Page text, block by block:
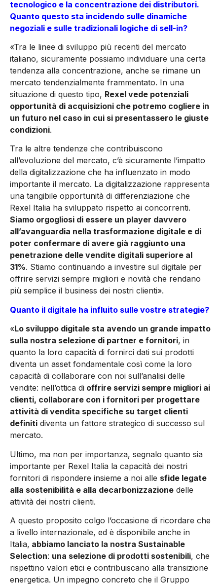
tecnologico e la concentrazione dei distributori.
Quanto questo sta incidendo sulle dinamiche
negoziali e sulle tradizionali logiche di sell-in?
«Tra le linee di sviluppo più re­centi del mercato
italiano, sicura­mente possiamo individuare una certa
tendenza alla concentra­zione, anche se rimane un
mer­cato tendenzialmente frammen­tato. In una
situazione di que­sto tipo, Rexel vede potenziali
opportunità di acquisizioni che potremo cogliere in
un futuro nel caso in cui si presentasse­ro le giuste
condizioni.
Tra le al­tre tendenze che contribuiscono
all’evoluzione del mercato, c’è sicuramente l’impatto
della digi­talizzazione che ha influenzato in modo
importante il mercato. La digitalizzazione rappresenta
una tangibile opportunità di dif­ferenziazione che
Rexel Italia ha sviluppato rispetto ai concorren­ti.
Siamo orgogliosi di essere un player davvero
all’avanguardia nella trasformazione digitale e di
poter confermare di avere già raggiunto una
penetrazione del­le vendite digitali superiore al
31%. Stiamo continuando a inve­stire sul digitale per
offrire ser­vizi sempre migliori e novità che rendano
più semplice il business dei nostri clienti».
Quanto il digitale ha influito sulle vostre strategie?
«Lo sviluppo digitale sta avendo un grande impatto
sulla nostra selezione di partner e fornitori, in
quanto la loro capacità di for­nirci dati sui prodotti
diventa un asset fondamentale così come la loro
capacità di collaborare con noi sull’analisi delle
vendite: nell’ottica di offrire servizi sem­pre migliori ai
clienti, collabora­re con i fornitori per progetta­re
attività di vendita specifiche su target clienti
definiti diventa un fattore strategico di succes­so sul
mercato.
Ultimo, ma non per importanza, segnalo quanto sia
importante per Rexel Italia la capacità dei nostri
fornitori di rispondere insieme a noi alle sfi­de legate
alla sostenibilità e alla decarbonizzazione delle
attività dei nostri clienti.
A questo proposito colgo l’occa­sione di ricordare che
a livello internazionale, ed è disponibile anche in
Italia, abbiamo lanciato la nostra Sustainable
Selection: una selezione di prodotti soste­nibili, che
rispettino valori etici e contribuiscano alla transizione
energetica. Un impegno concre­to che il Gruppo